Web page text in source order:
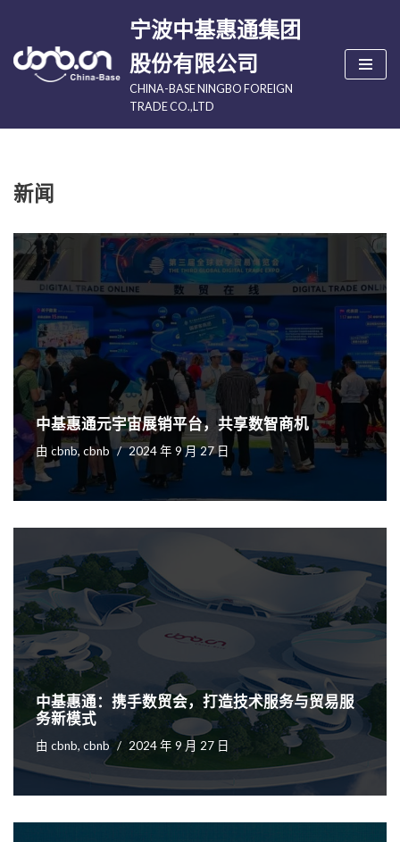
跳
至
宁波中基惠通集团
股份有限公司
CHINA-BASE NINGBO FOREIGN
TRADE CO.,LTD
新闻
中基惠通元宇宙展销平台，共享数智商机
由 cbnb, cbnb 2024 年 9 月 27 日
中基惠通：携手数贸会，打造技术服务与贸易服
务新模式
由 cbnb, cbnb 2024 年 9 月 27 日